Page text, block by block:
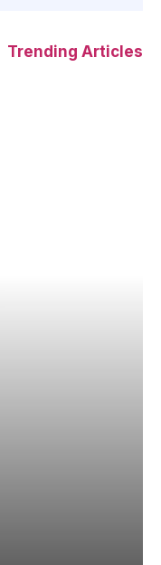
Trending Articles